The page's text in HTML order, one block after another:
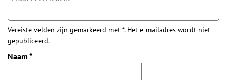
Vereiste velden zijn gemarkeerd met *. Het e-mailadres wordt niet
gepubliceerd.
Naam *